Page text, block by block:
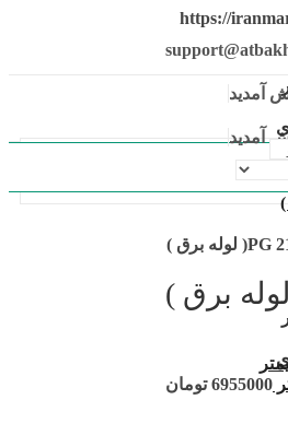
https://
آمدید
آمدید
6955000 تومان